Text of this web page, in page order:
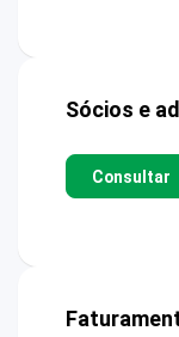
Sócios e
Consultar